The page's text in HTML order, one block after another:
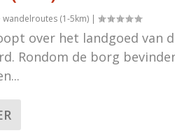
wandelroutes (1-5km) |
over het landgoed van
Rondom de borg